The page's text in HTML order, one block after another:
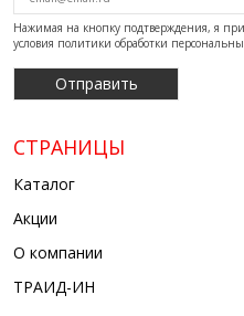
Нажимая на кнопку подтверждения, я
условия политики обработки
СТРАНИЦЫ
Каталог
Акции
О компании
ТРАИД-ИН